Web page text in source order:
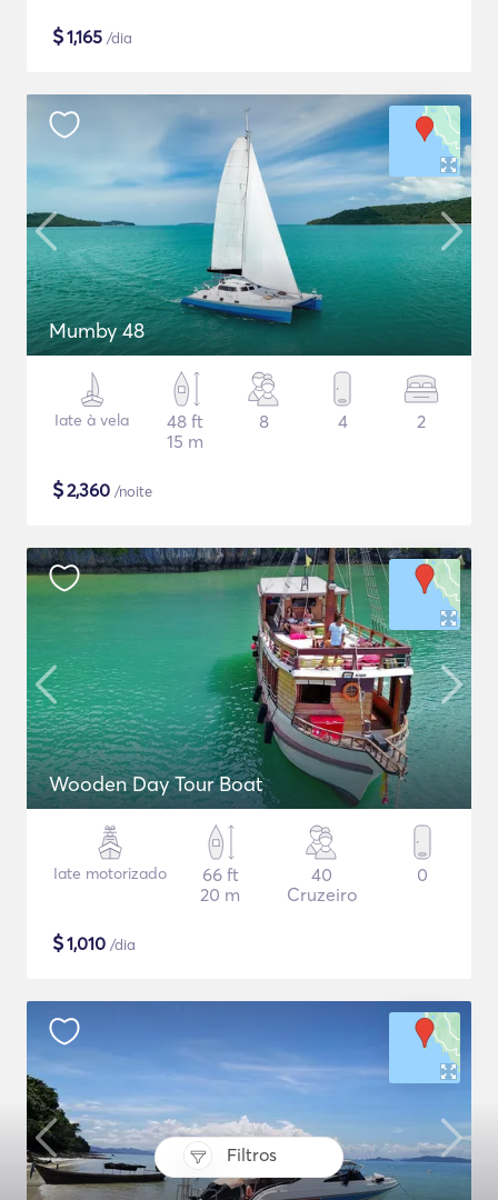
Filtros
$1,165 /dia
Mumby 48
Iate à vela
48 ft
15 m
8 4 2
$2,360 /noite
Wooden Day Tour Boat
Iate motorizado
66 ft
20 m
40
Cruzeiro
0
$1,010 /dia